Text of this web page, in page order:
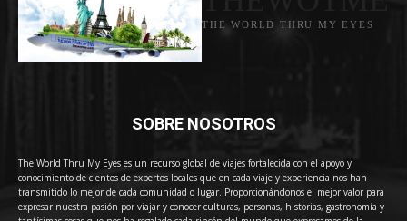
THE WORLD THRU MY EYES
SOBRE NOSOTROS
The World Thru My Eyes es un recurso global de viajes fortalecida con el apoyo y
conocimiento de cientos de expertos locales que en cada viaje y experiencia nos han
transmitido lo mejor de cada comunidad o lugar. Proporcionándonos el mejor valor para
expresar nuestra pasión por viajar y conocer culturas, personas, historias, gastronomía y